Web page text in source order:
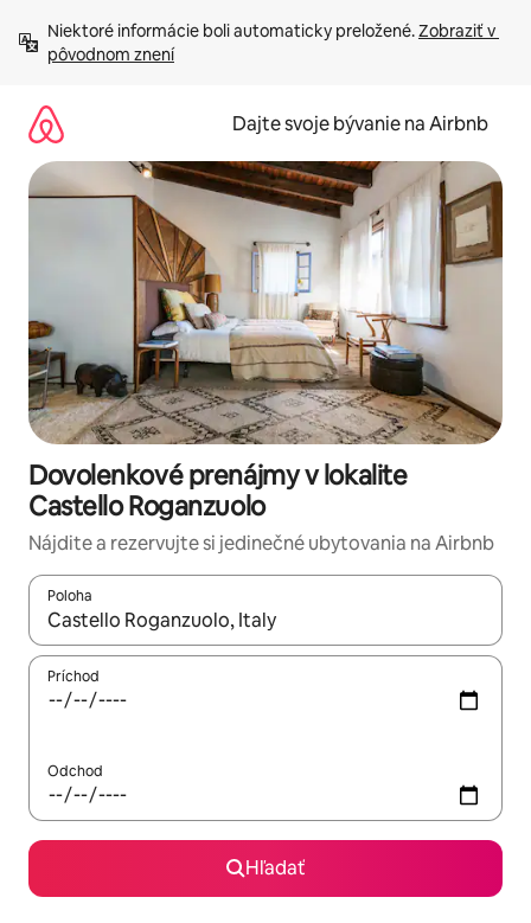
obsah.
Niektoré informácie boli automaticky preložené. Zobraziť v
pôvodnom znení
Dajte svoje bývanie na Airbnb
Dovolenkové prenájmy v lokalite
Castello Roganzuolo
Nájdite a rezervujte si jedinečné ubytovania na Airbnb
Poloha
Keď budú výsledky k dispozícii, môžete si ich prechádzať
Príchod
Odchod
Hľadať